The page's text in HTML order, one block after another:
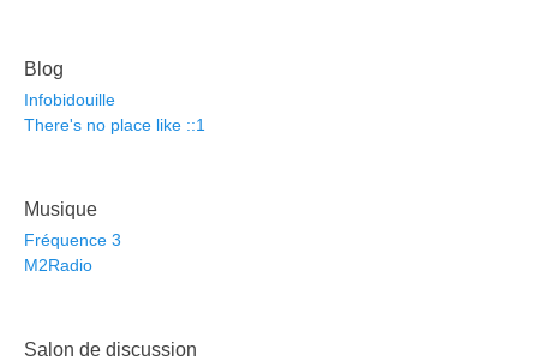
Blog
Infobidouille
There's no place like ::1
Musique
Fréquence 3
M2Radio
Salon de discussion